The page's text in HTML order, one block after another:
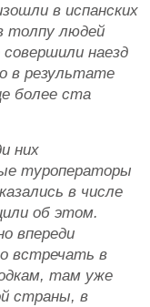
в испанских
толпу людей
наезд
в результате
более ста
них
туроператоры
в числе
об этом.
впереди
встречать в
там уже
страны, в